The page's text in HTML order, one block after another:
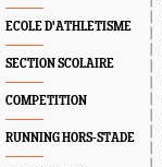
ECOLE D'ATHLETISME
SECTION SCOLAIRE
COMPETITION
RUNNING HORS-STADE